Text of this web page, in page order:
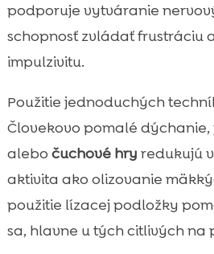
podporuje vytváranie
schopnosť zvládať frustráciu
impulzivitu.
Použitie jednoduchých
Človekovo pomalé
alebo čuchové hry redukujú
aktivita ako olizovanie
použitie lízacej podložky
sa, hlavne u tých citlivých na